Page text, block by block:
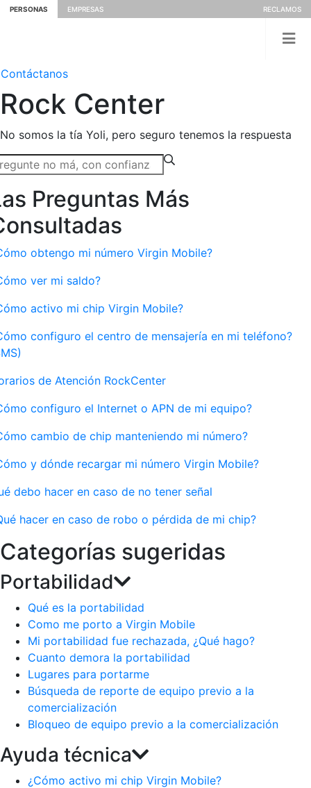
PERSONAS EMPRESAS RECLAMOS
Contáctanos
Rock Center
No somos la tía Yoli, pero seguro tenemos la respuesta
Preguntas Más
obtengo mi número Virgin Mobile?
ver mi saldo?
activo mi chip Virgin Mobile?
configuro el centro de mensajería en mi teléfono?
de Atención RockCenter
configuro el Internet o APN de mi equipo?
cambio de chip manteniendo mi número?
y dónde recargar mi número Virgin Mobile?
debo hacer en caso de no tener señal
hacer en caso de robo o pérdida de mi chip?
Categorías sugeridas
Portabilidad
Qué es la portabilidad
Como me porto a Virgin Mobile
Mi portabilidad fue rechazada, ¿Qué hago?
Cuanto demora la portabilidad
Lugares para portarme
Búsqueda de reporte de equipo previo a la
comercialización
Bloqueo de equipo previo a la comercialización
Ayuda técnica
¿Cómo activo mi chip Virgin Mobile?